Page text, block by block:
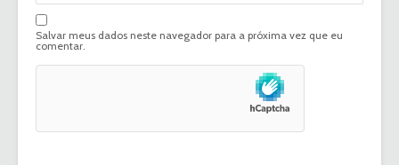
Salvar meus dados neste navegador para a próxima vez que eu
comentar.